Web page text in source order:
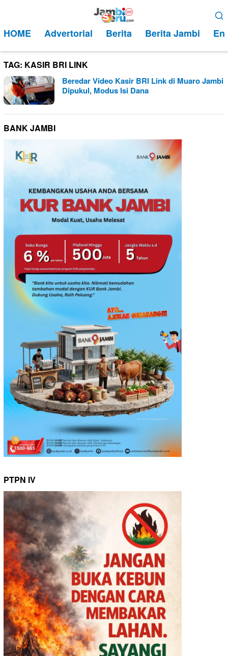
kontenMobile
HOME Advertorial Berita Berita Jambi
TAG: KASIR BRI LINK
Beredar Video Kasir BRI Link di Muaro Jambi
Dipukul, Modus Isi Dana
BANK JAMBI
PTPN IV